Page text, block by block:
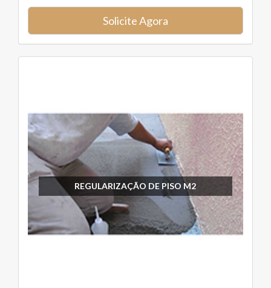
Solicite Agora
REGULARIZAÇÃO DE PISO M2